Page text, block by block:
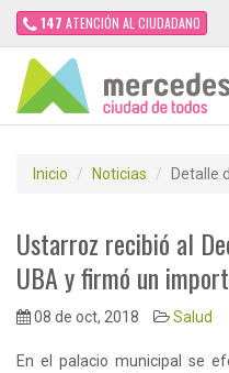
147 ATENCIÓN AL CIUDADANO
Inicio Noticias Detalle
Ustarroz recibió al
UBA y firmó un
08 de oct, 2018 Salud
En el palacio municipal se